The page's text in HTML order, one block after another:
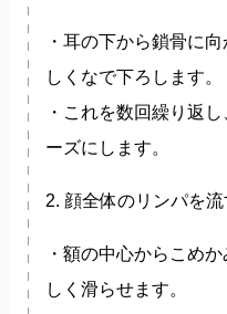
・耳の下から鎖骨に
しくなで下ろします。
・これを数回繰り返
ーズにします。
2. 顔全体のリンパを流
・額の中心からこめ
しく滑らせます。